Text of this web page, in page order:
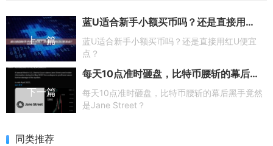
上一篇
蓝U适合新手小额买币吗？还是直接用红U便宜点？
蓝U适合新手小额买币吗？还是直接用红U便宜
点？
下一篇
每天10点准时砸盘，比特币腰斩的幕后黑手竟然是Jane Street？
每天10点准时砸盘，比特币腰斩的幕后黑手竟然
是Jane Street？
同类推荐